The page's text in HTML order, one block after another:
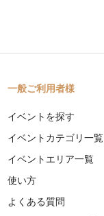
一般ご利用者様
イベントを探す
イベントカテゴリ一覧
イベントエリア一覧
使い方
よくある質問